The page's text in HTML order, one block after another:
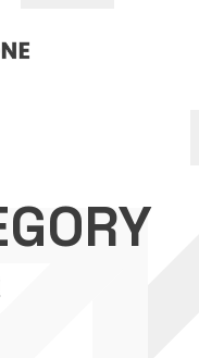
ション癒々